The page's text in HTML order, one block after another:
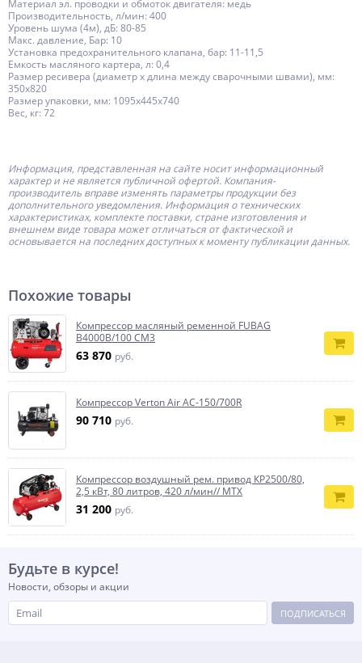
Материал эл. проводки и обмоток двигателя: медь
Производительность, л/мин: 400
Уровень шума (4м), дБ: 80-85
Макс. давление, Бар: 10
Установка предохранительного клапана, бар: 11-11,5
Емкость масляного картера, л: 0,4
Размер ресивера (диаметр х длина между сварочными швами), мм:
350х820
Размер упаковки, мм: 1095х445х740
Вес, кг: 72
Информация, представленная на сайте носит информационный
характер и не является публичной офертой. Компания-
производитель вправе изменять параметры продукции без
дополнительного уведомления. Информация о технических
характеристиках, комплекте поставки, стране изготовления и
внешнем виде товара может отличаться от фактической и
основывается на последних доступных к моменту публикации данных.
Похожие товары
Компрессор масляный ременной FUBAG
B4000B/100 СМ3
63 870 руб.
Компрессор Verton Air AC-150/700R
90 710 руб.
Компрессор воздушный рем. привод КР2500/80,
2,5 кВт, 80 литров, 420 л/мин// МТХ
31 200 руб.
Будьте в курсе!
Новости, обзоры и акции
ПОДПИСАТЬСЯ